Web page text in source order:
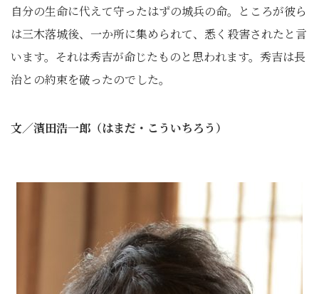
自分の生命に代えて守ったはずの城兵の命。ところが彼ら
は三木落城後、一か所に集められて、悉く殺害されたと言
います。それは秀吉が命じたものと思われます。秀吉は長
治との約束を破ったのでした。
文／濱田浩一郎（はまだ・こういちろう）